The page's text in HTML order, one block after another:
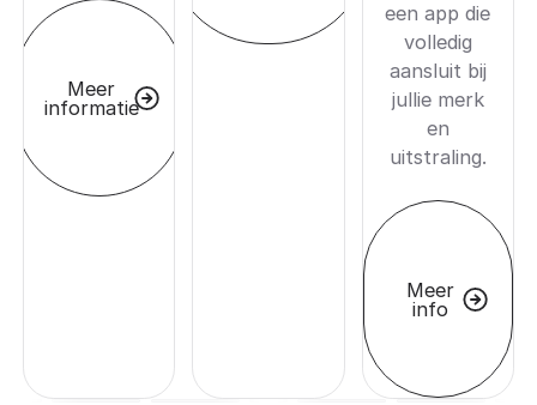
Meer
informatie
een app die
volledig
aansluit bij
jullie merk
en
uitstraling.
Meer
info